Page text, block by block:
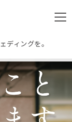
メ
ニ
ー
ディングを。